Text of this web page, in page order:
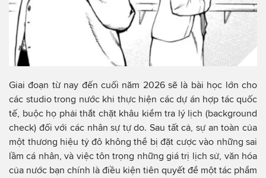
Giai đoạn từ nay đến cuối năm 2026 sẽ là bài học lớn cho
các studio trong nước khi thực hiện các dự án hợp tác quốc
tế, buộc họ phải thắt chặt khâu kiểm tra lý lịch (background
check) đối với các nhân sự tự do. Sau tất cả, sự an toàn của
một thương hiệu tỷ đô không thể bị đặt cược vào những sai
lầm cá nhân, và việc tôn trọng những giá trị lịch sử, văn hóa
của nước bạn chính là điều kiện tiên quyết để một tác phẩm